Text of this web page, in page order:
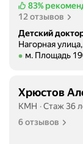
83%
12 отзывов
Детский
Нагорная
Метро м.
м. Площадь
Хрюстов
КМН
Стаж 36
6 отзывов